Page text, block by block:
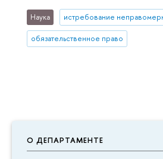
О ДЕПАРТАМЕНТЕ
Наука истребование
обязательственное право